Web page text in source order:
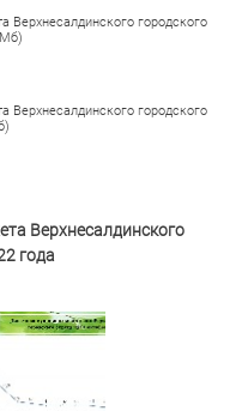
городского
городского
Верхнесалдинского
года